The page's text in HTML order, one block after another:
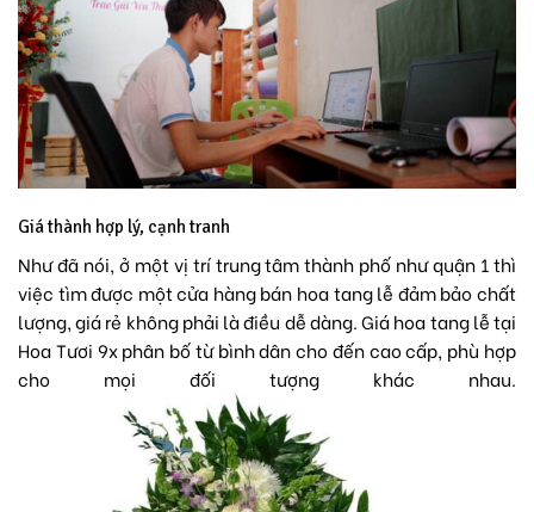
Giá thành hợp lý, cạnh tranh
Như đã nói, ở một vị trí trung tâm thành phố như quận 1 thì
việc tìm được một cửa hàng bán hoa tang lễ đảm bảo chất
lượng, giá rẻ không phải là điều dễ dàng. Giá hoa tang lễ tại
Hoa Tươi 9x phân bố từ bình dân cho đến cao cấp, phù hợp
cho mọi đối tượng khác nhau.